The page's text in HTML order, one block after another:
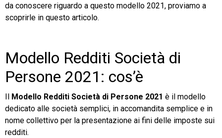
da conoscere riguardo a questo modello 2021, proviamo a
scoprirle in questo articolo.
Modello Redditi Società di
Persone 2021: cos’è
Modello Redditi Società di Persone 2021 è il modello
dedicato alle società semplici, in accomandita semplice e in
nome collettivo per la presentazione ai fini delle imposte sui
redditi.